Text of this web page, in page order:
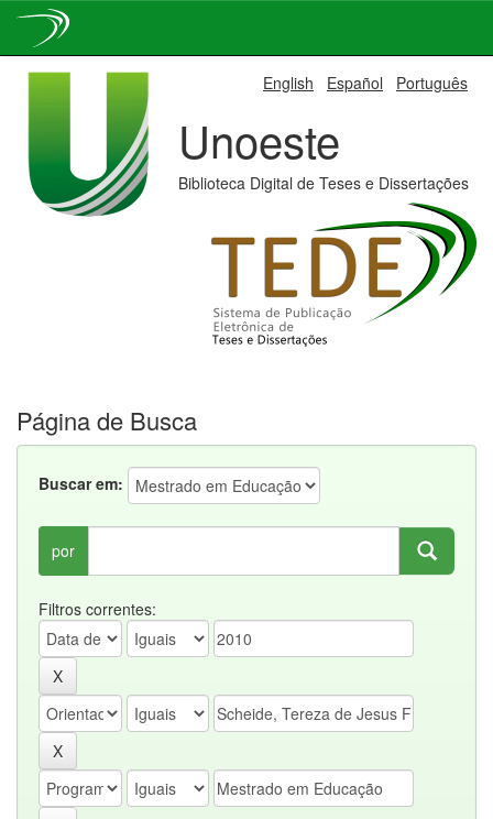
English Español Português
Unoeste
Biblioteca Digital de Teses e Dissertações
Página de Busca
Buscar em:
por
Filtros correntes: